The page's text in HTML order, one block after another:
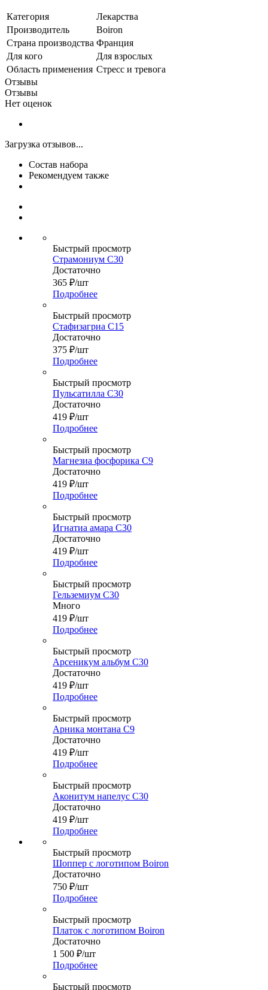
Категория
Лекарства
Производитель
Boiron
Страна производства Франция
Для кого
Для взрослых
Область применения Стресс и тревога
Отзывы
Отзывы
Нет оценок
Загрузка отзывов...
Состав набора
Рекомендуем также
Быстрый просмотр
Страмониум С30
Достаточно
365 ₽/шт
Подробнее
Быстрый просмотр
Стафизагриа C15
Достаточно
375 ₽/шт
Подробнее
Быстрый просмотр
Пульсатилла С30
Достаточно
419 ₽/шт
Подробнее
Быстрый просмотр
Магнезиа фосфорика С9
Достаточно
419 ₽/шт
Подробнее
Быстрый просмотр
Игнатиа амара С30
Достаточно
419 ₽/шт
Подробнее
Быстрый просмотр
Гельземиум С30
Много
419 ₽/шт
Подробнее
Быстрый просмотр
Арсеникум альбум С30
Достаточно
419 ₽/шт
Подробнее
Быстрый просмотр
Арника монтана С9
Достаточно
419 ₽/шт
Подробнее
Быстрый просмотр
Аконитум напелус С30
Достаточно
419 ₽/шт
Подробнее
Быстрый просмотр
Шоппер с логотипом Boiron
Достаточно
750 ₽/шт
Подробнее
Быстрый просмотр
Платок с логотипом Boiron
Достаточно
1 500 ₽/шт
Подробнее
Быстрый просмотр